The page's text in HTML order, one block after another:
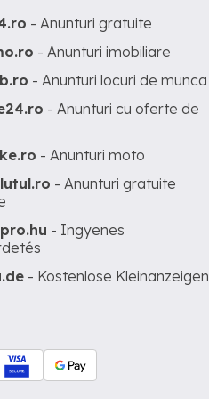
- Anunturi gratuite
- Anunturi imobiliare
- Anunturi locuri de munca
- Anunturi cu oferte de
- Anunturi moto
- Anunturi gratuite
- Ingyenes
- Kostenlose Kleinanzeigen